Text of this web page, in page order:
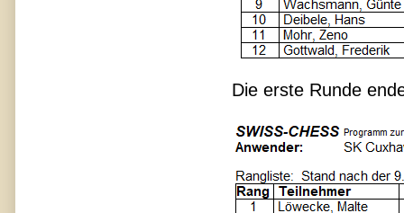
Die erste Runde